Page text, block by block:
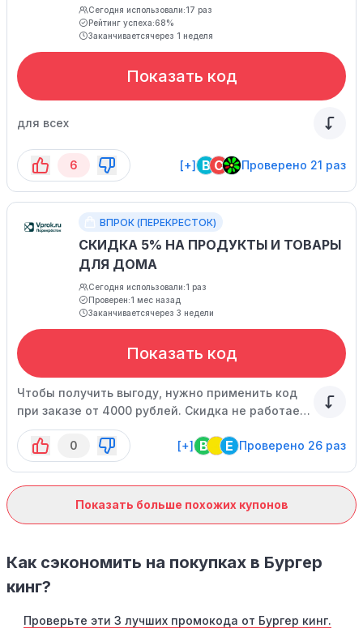
Сегодня использовали:17 раз
Рейтинг успеха:68%
Заканчиваетсячерез 1 неделя
Показать код
для всех
6 [+] B C Проверено 21 раз
ВПРОК (ПЕРЕКРЕСТОК)
СКИДКА 5% НА ПРОДУКТЫ И ТОВАРЫ
ДЛЯ ДОМА
Сегодня использовали:1 раз
Проверен:1 мес назад
Заканчиваетсячерез 3 недели
Показать код
Чтобы получить выгоду, нужно применить код
при заказе от 4000 рублей. Скидка не работает
совместно с другими предложениями, не
распространяется на экспресс-доставку, на
товары маркетплейса и социально значимые
исключения. Спецпредложение ограничено.
0 [+] B E Проверено 26 раз
Показать больше похожих купонов
Как сэкономить на покупках в Бургер
кинг?
Проверьте эти 3 лучших промокода от Бургер кинг.